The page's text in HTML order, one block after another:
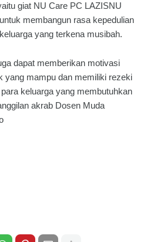
giat NU Care PC LAZISNU
membangun rasa kepedulian
yang terkena musibah.
dapat memberikan motivasi
yang mampu dan memiliki rezeki
keluarga yang membutuhkan
akrab Dosen Muda